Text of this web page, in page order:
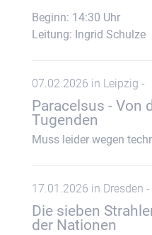
Beginn: 14:30 Uhr
Leitung: Ingrid Schulze
07.02.2026 in Leipzig -
Paracelsus - Von
Tugenden
Muss leider wegen
17.01.2026 in Dresden -
Die sieben
der Nationen